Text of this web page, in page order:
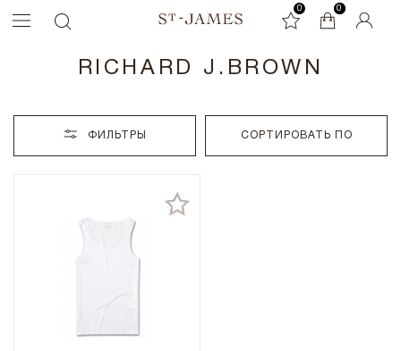
0 0
0
RICHARD J.BROWN
ФИЛЬТРЫ СОРТИРОВАТЬ ПО